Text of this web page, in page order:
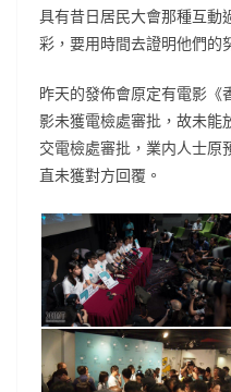
具有昔日居民大會那種互動
彩，要用時間去證明他們的
昨天的發佈會原定有電影《
影未獲電檢處審批，故未能
交電檢處審批，業内人士原
直未獲對方回覆。